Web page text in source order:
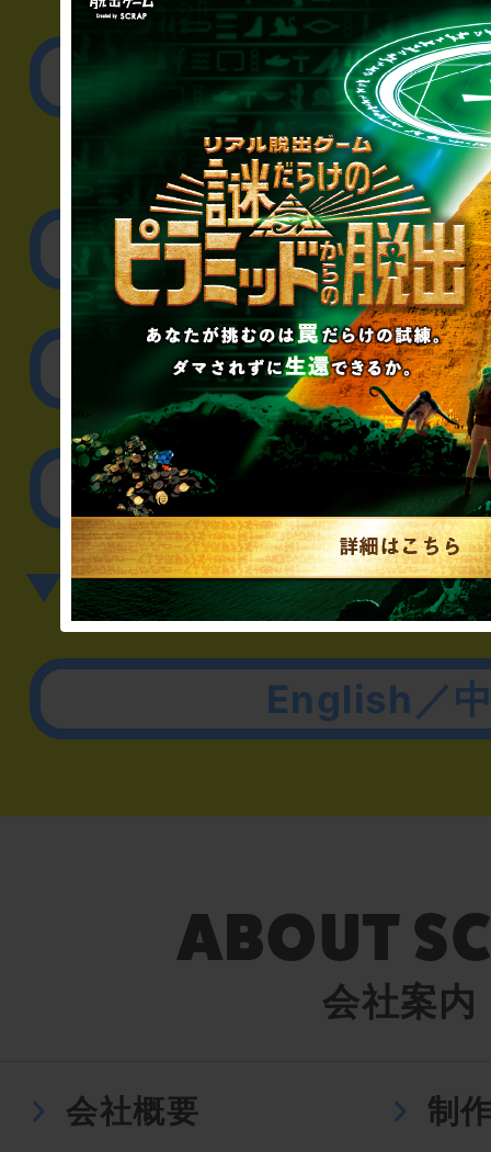
公演内容、チケット
▼企業／法人の方
リアル脱出ゲーム制作
取材に関するお
その他のご相談／
▼英語、中国語でのお問
English／
会社案内
会社概要 制